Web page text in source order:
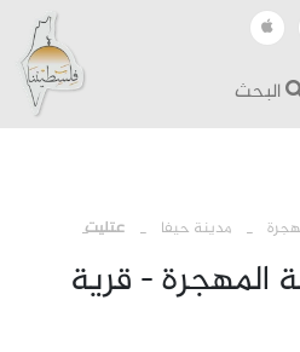
البحث
› مدينة حيفا عتليت
المهجرة - قرية